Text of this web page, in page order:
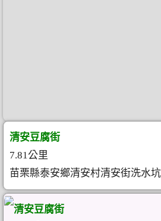
清安豆腐街
7.81公里
苗栗縣泰安鄉清安村清安街洗水
清安豆腐街